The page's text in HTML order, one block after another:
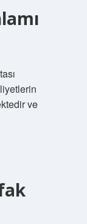
ve